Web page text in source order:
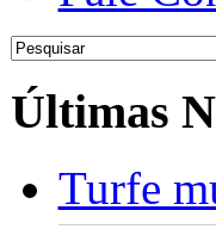
Últimas
Turfe